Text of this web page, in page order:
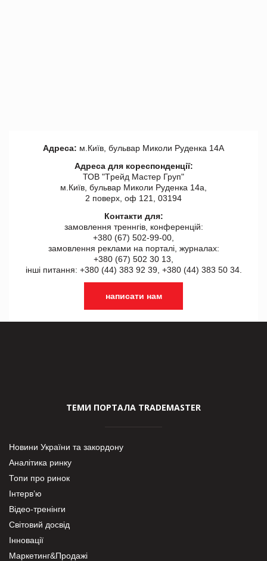
Адреса: м.Київ, бульвар Миколи Руденка 14А
Адреса для кореспонденції:
ТОВ "Tрейд Мастер Груп"
м.Київ, бульвар Миколи Руденка 14а,
2 поверх, оф 121, 03194
Контакти для:
замовлення треннгів, конференцій:
+380 (67) 502-99-00,
замовлення реклами на порталі, журналах:
+380 (67) 502 30 13,
інші питання: +380 (44) 383 92 39, +380 (44) 383 50 34.
написати нам
ТЕМИ ПОРТАЛА TRADEMASTER
Новини України та закордону
Аналітика ринку
Топи про ринок
Інтерв’ю
Відео-тренінги
Світовий досвід
Інновації
Маркетинг&Продажі